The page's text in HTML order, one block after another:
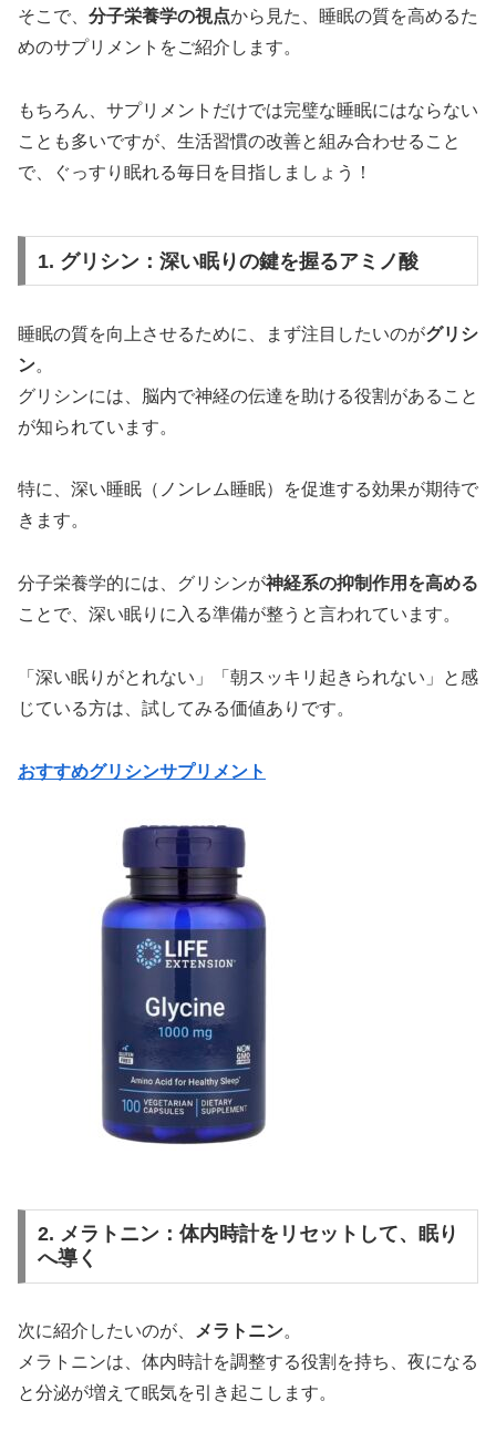
そこで、 分子栄養学の視点から見た、睡眠の質を高めるた
めのサプリメントをご紹介します。
もちろん、サプリメントだけでは完璧な睡眠にはならない
ことも多いですが、生活習慣の改善と組み合わせること
で、ぐっすり眠れる毎日を目指しましょう！
1. グリシン：深い眠りの鍵を握るアミノ酸
睡眠の質を向上させるために、まず注目したいのがグリシ
ン。
グリシンには、脳内で神経の伝達を助ける役割があること
が知られています。
特に、深い睡眠（ノンレム睡眠）を促進する効果が期待で
きます。
分子栄養学的には、グリシンが神経系の抑制作用を高める
ことで、深い眠りに入る準備が整うと言われています。
「深い眠りがとれない」「朝スッキリ起きられない」と感
じている方は、試してみる価値ありです。
おすすめグリシンサプリメント
2. メラトニン：体内時計をリセットして、眠り
へ導く
次に紹介したいのが、 メラトニン。
メラトニンは、体内時計を調整する役割を持ち、夜になる
と分泌が増えて眠気を引き起こします。